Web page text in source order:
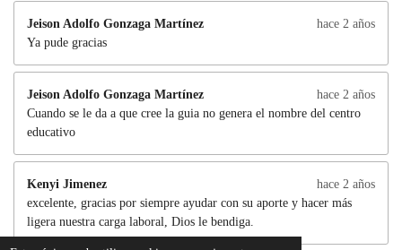
Jeison Adolfo Gonzaga Martínez
hace 2 años
Ya pude gracias
Jeison Adolfo Gonzaga Martínez
hace 2 años
Cuando se le da a que cree la guia no genera el nombre del centro
educativo
Kenyi Jimenez
hace 2 años
excelente, gracias por siempre ayudar con su aporte y hacer más
ligera nuestra carga laboral, Dios le bendiga.